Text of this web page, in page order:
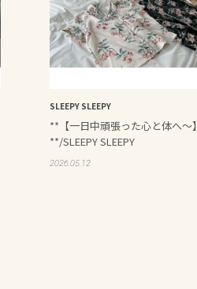
SLEEPY SLEEPY
**【一日中頑張った心と体へ～】
**/SLEEPY SLEEPY
2026.05.12